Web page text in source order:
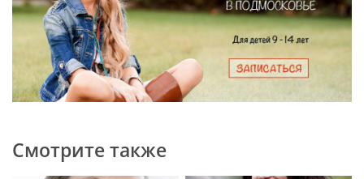
Смотрите также